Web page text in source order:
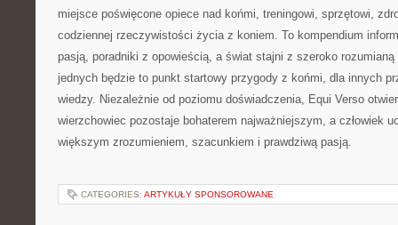
miejsce poświęcone opiece nad końmi, treningowi, sprzętowi,
codziennej rzeczywistości życia z koniem. To kompendium
pasją, poradniki z opowieścią, a świat stajni z szeroko
jednych będzie to punkt startowy przygody z końmi, dla innych
wiedzy. Niezależnie od poziomu doświadczenia, Equi Verso
wierzchowiec pozostaje bohaterem najważniejszym, a człowiek
większym zrozumieniem, szacunkiem i prawdziwą pasją.
CATEGORIES: ARTYKUŁY SPONSOROWANE